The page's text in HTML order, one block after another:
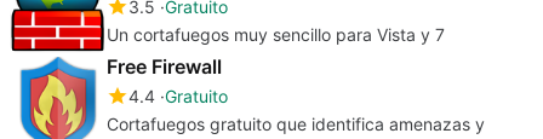
3.5 Gratuito
Un cortafuegos muy sencillo para Vista y 7
Free Firewall
4.4 Gratuito
Cortafuegos gratuito que identifica amenazas y